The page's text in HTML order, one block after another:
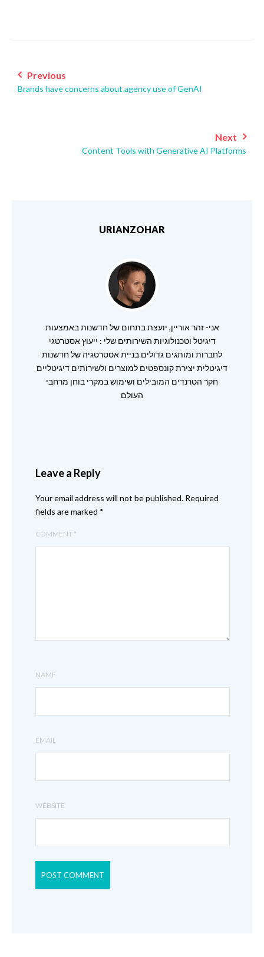
Previous
Brands have concerns about agency use of GenAI
Next
Content Tools with Generative AI Platforms
URIANZOHAR
אני- זהר אוריין, יועצת בתחום של חדשנות באמצעות
דיגיטל וטכנולוגיות השירותים שלי : ייעוץ אסטרטגי
לחברות ומותגים גדולים בניית אסטרטגיה של חדשנות
דיגיטלית יצירת קונספטים למוצרים ולשירותים דיגיטליים
חקר הטרנדים המובילים ושימוש במקרי בוחן מרחבי
העולם
Leave a Reply
Your email address will not be published. Required
fields are marked *
COMMENT *
NAME
EMAIL
WEBSITE